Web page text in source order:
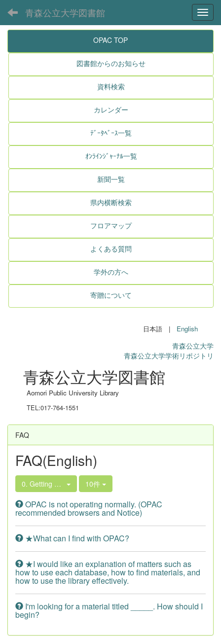
青森公立大学図書館
OPAC TOP
図書館からのお知らせ
資料検索
カレンダー
ﾃﾞｰﾀﾍﾞｰｽ一覧
ｵﾝﾗｲﾝｼﾞｬｰﾅﾙ一覧
新聞一覧
県内横断検索
フロアマップ
よくある質問
学外の方へ
寄贈について
日本語 | English
青森公立大学
青森公立大学学術リポジトリ
青森公立大学図書館
Aomori Public University Library
TEL:017-764-1551
FAQ
FAQ(English)
0. Getting Started 10件
OPAC is not operating normally. (OPAC
recommended browsers and Notice)
★What can I find with OPAC?
★I would like an explanation of matters such as
how to use each database, how to find materials, and
how to use the library effectively.
I'm looking for a material titled _____. How should I
begin?